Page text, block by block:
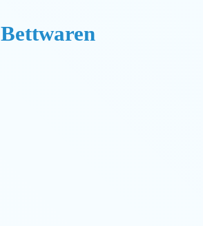
Bettwaren